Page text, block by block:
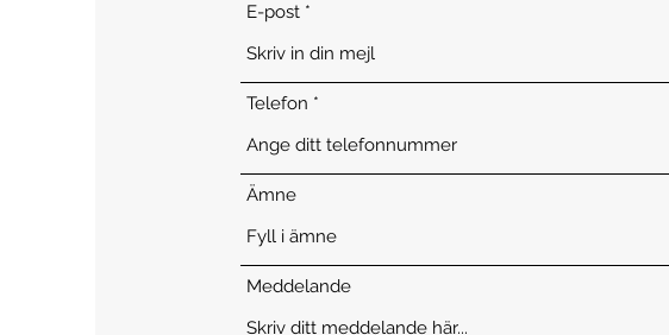
E-post
Telefon
Ämne
Meddelande